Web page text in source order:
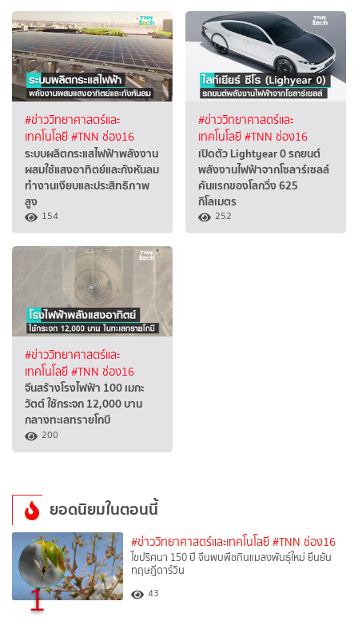
#ข่าววิทยาศาสตร์และ
เทคโนโลยี#TNN ช่อง16
ระบบผลิตกระแสไฟฟ้าพลังงาน
ผสมใช้แสงอาทิตย์และกังหันลม
ทำงานเงียบและประสิทธิภาพ
สูง
154
#ข่าววิทยาศาสตร์และ
เทคโนโลยี#TNN ช่อง16
เปิดตัว Lightyear 0 รถยนต์
พลังงานไฟฟ้าจากโซลาร์เซลล์
คันแรกของโลกวิ่ง 625
กิโลเมตร
252
#ข่าววิทยาศาสตร์และ
เทคโนโลยี#TNN ช่อง16
จีนสร้างโรงไฟฟ้า 100 เมกะ
วัตต์ ใช้กระจก 12,000 บาน
กลางทะเลทรายโกบี
200
ยอดนิยมในตอนนี้
1
#ข่าววิทยาศาสตร์และเทคโนโลยี #TNN ช่อง16
ไขปริศนา 150 ปี จีนพบพืชกินแมลงพันธุ์ใหม่ ยืนยัน
ทฤษฎีดาร์วิน
43